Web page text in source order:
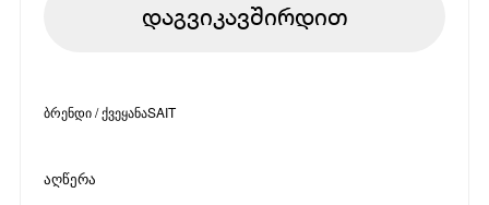
დაგვიკავშირდით
ბრენდი / ქვეყანაSAIT
აღწერა